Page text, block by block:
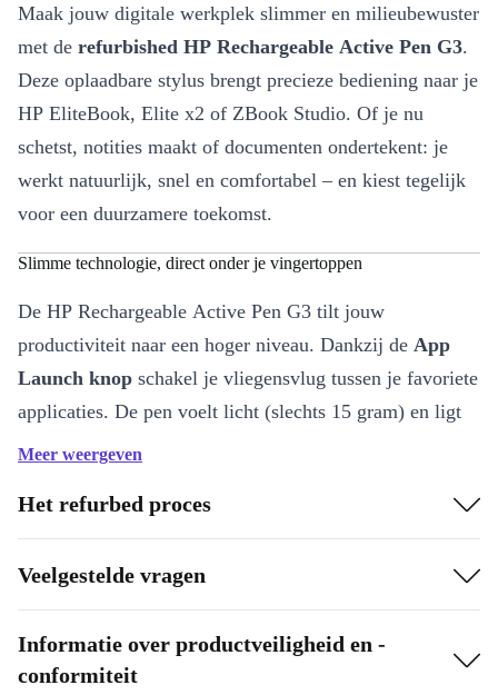
Maak jouw digitale werkplek slimmer en milieubewuster
met de refurbished HP Rechargeable Active Pen G3.
Deze oplaadbare stylus brengt precieze bediening naar je
HP EliteBook, Elite x2 of ZBook Studio. Of je nu
schetst, notities maakt of documenten ondertekent: je
werkt natuurlijk, snel en comfortabel – en kiest tegelijk
voor een duurzamere toekomst.
Slimme technologie, direct onder je vingertoppen
De HP Rechargeable Active Pen G3 tilt jouw
productiviteit naar een hoger niveau. Dankzij de App
Launch knop schakel je vliegensvlug tussen je favoriete
applicaties. De pen voelt licht (slechts 15 gram) en ligt
prettig in de hand, ideaal voor urenlang schrijven of
wegwerpbatterijen
schetsen en digitale handtekeningen
Compatibel met diverse HP laptops
Meer weergeven
Het refurbed proces
Veelgestelde vragen
Informatie over productveiligheid en -
conformiteit